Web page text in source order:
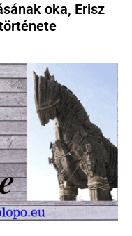
oka, Erisz